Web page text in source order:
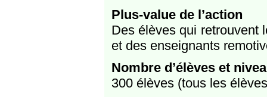
Plus-value de l’action
Des élèves qui retrouvent
et des enseignants
Nombre d’élèves et
300 élèves (tous les